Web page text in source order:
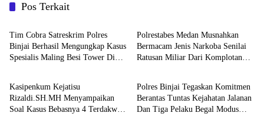
Pos Terkait
Hukum & Kriminal
Tim Cobra Satreskrim Polres
Binjai Berhasil Mengungkap Kasus
Spesialis Maling Besi Tower Di
Polrestabes Medan Musnahkan
Bermacam Jenis Narkoba Senilai
Ratusan Miliar Dari Komplotan
Hukum & Kriminal
Kasipenkum Kejatisu
Rizaldi.SH.MH Menyampaikan
Soal Kasus Bebasnya 4 Terdakwa
Hukum & Kriminal
Polres Binjai Tegaskan Komitmen
Berantas Tuntas Kejahatan Jalanan
Dan Tiga Pelaku Begal Modus
Hukum & Kriminal Hukum & Kriminal